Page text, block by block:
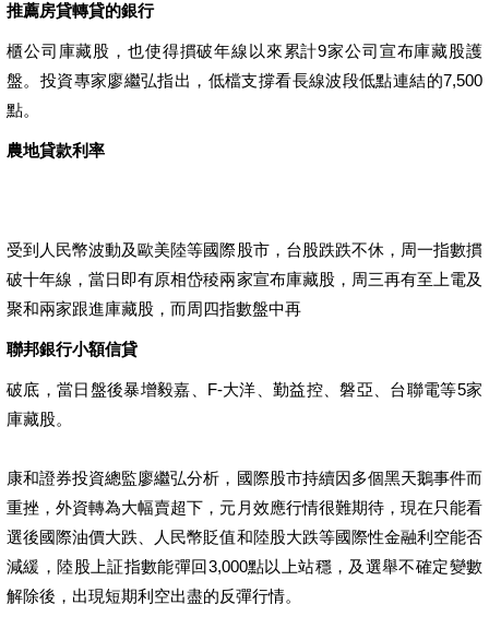
推薦房貸轉貸的銀行
櫃公司庫藏股，也使得摜破年線以來累計9家公司宣布庫藏股護
盤。投資專家廖繼弘指出，低檔支撐看長線波段低點連結的7,500
點。
農地貸款利率
受到人民幣波動及歐美陸等國際股市，台股跌跌不休，周一指數摜
破十年線，當日即有原相岱稜兩家宣布庫藏股，周三再有至上電及
聚和兩家跟進庫藏股，而周四指數盤中再
聯邦銀行小額信貸
破底，當日盤後暴增毅嘉、F-大洋、勤益控、磐亞、台聯電等5家
庫藏股。
康和證券投資總監廖繼弘分析，國際股市持續因多個黑天鵝事件而
重挫，外資轉為大幅賣超下，元月效應行情很難期待，現在只能看
選後國際油價大跌、人民幣貶值和陸股大跌等國際性金融利空能否
減緩，陸股上証指數能彈回3,000點以上站穩，及選舉不確定變數
解除後，出現短期利空出盡的反彈行情。